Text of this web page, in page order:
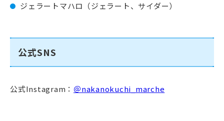
ジェラートマハロ（ジェラート、サイダー）
公式SNS
公式Instagram： ＠nakanokuchi_marche